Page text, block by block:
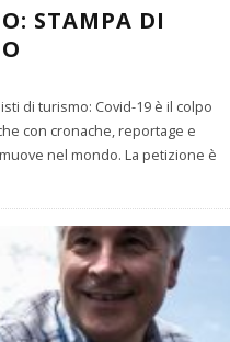
STAMPA DI
di turismo: Covid-19 è il colpo
con cronache, reportage e
nel mondo. La petizione è